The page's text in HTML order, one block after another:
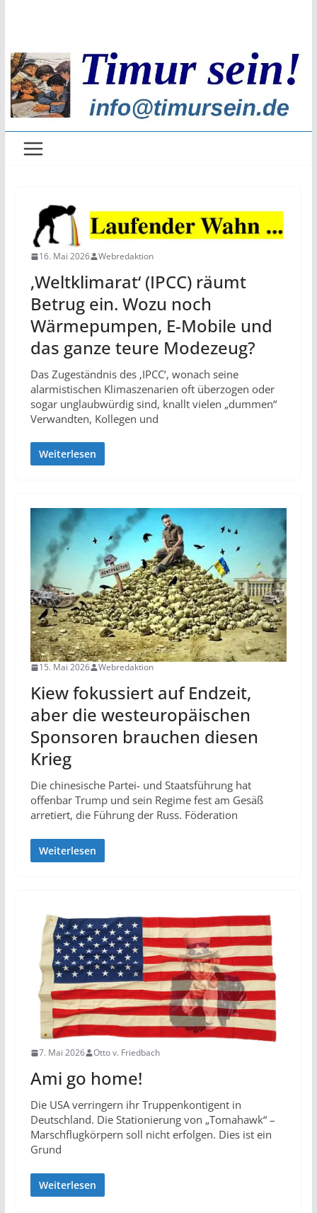
16. Mai 2026 Webredaktion
‚Weltklimarat‘ (IPCC) räumt
Betrug ein. Wozu noch
Wärmepumpen, E-Mobile und
das ganze teure Modezeug?
Das Zugeständnis des ‚IPCC‘, wonach seine
alarmistischen Klimaszenarien oft überzogen oder
sogar unglaubwürdig sind, knallt vielen „dummen“
Verwandten, Kollegen und
Weiterlesen
15. Mai 2026 Webredaktion
Kiew fokussiert auf Endzeit,
aber die westeuropäischen
Sponsoren brauchen diesen
Krieg
Die chinesische Partei- und Staatsführung hat
offenbar Trump und sein Regime fest am Gesäß
arretiert, die Führung der Russ. Föderation
Weiterlesen
7. Mai 2026 Otto v. Friedbach
Ami go home!
Die USA verringern ihr Truppenkontigent in
Deutschland. Die Stationierung von „Tomahawk“ –
Marschflugkörpern soll nicht erfolgen. Dies ist ein
Grund
Weiterlesen